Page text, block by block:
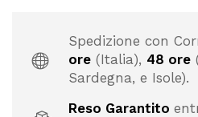
Spedizione con
ore (Italia), 48 ore
Sardegna, e Isole).
Reso Garantito